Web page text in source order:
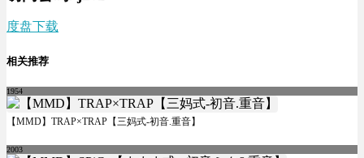
度盘下载
相关推荐
1954
【MMD】TRAP×TRAP【三妈式-初音.重音】
2003